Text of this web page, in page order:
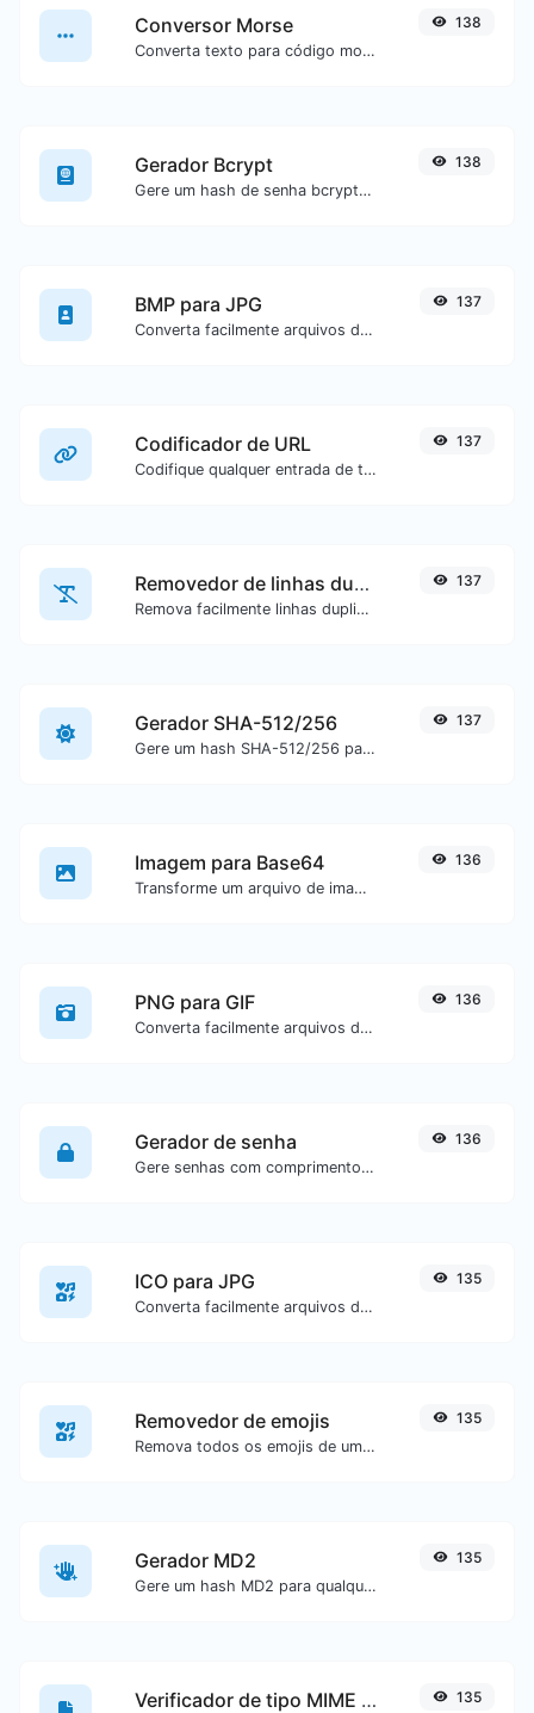
Conversor Morse
Converta texto para código morse ou vice-versa para qualquer entrada de texto.
138
Gerador Bcrypt
Gere um hash de senha bcrypt para qualquer entrada de texto.
138
BMP para JPG
Converta facilmente arquivos de imagem BMP para JPG.
137
Codificador de URL
Codifique qualquer entrada de texto para formato de URL.
137
Removedor de linhas duplicadas
Remova facilmente linhas duplicadas de um texto.
137
Gerador SHA-512/256
Gere um hash SHA-512/256 para qualquer entrada de texto.
137
Imagem para Base64
Transforme um arquivo de imagem em uma string Base64.
136
PNG para GIF
Converta facilmente arquivos de imagem PNG para GIF.
136
Gerador de senha
Gere senhas com comprimento e configurações personalizadas.
136
ICO para JPG
Converta facilmente arquivos de imagem ICO para JPG.
135
Removedor de emojis
Remova todos os emojis de um texto específico com facilidade.
135
Gerador MD2
Gere um hash MD2 para qualquer entrada de texto.
135
Verificador de tipo MIME de arquivo 135